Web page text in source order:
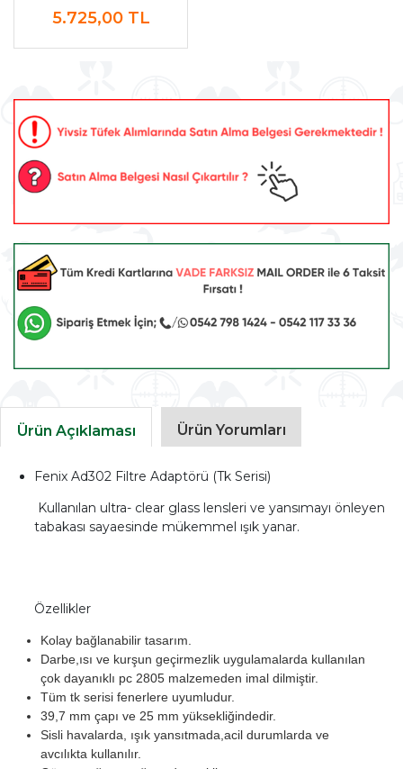
5.725,00 TL
Ürün Açıklaması Ürün Yorumları
Fenix Ad302 Filtre Adaptörü (Tk Serisi)
Kullanılan ultra- clear glass lensleri ve yansımayı önleyen
tabakası sayaesinde mükemmel ışık yanar.
Özellikler
Kolay bağlanabilir tasarım.
Darbe,ısı ve kurşun geçirmezlik uygulamalarda kullanılan
çok dayanıklı pc 2805 malzemeden imal dilmiştir.
Tüm tk serisi fenerlere uyumludur.
39,7 mm çapı ve 25 mm yüksekliğindedir.
Sisli havalarda, ışık yansıtmada,acil durumlarda ve
avcılıkta kullanılır.